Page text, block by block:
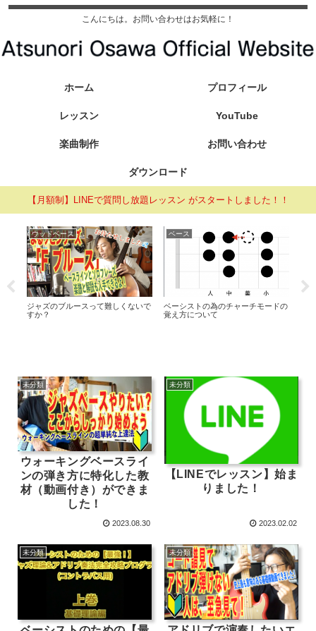
こんにちは。お問い合わせはお気軽に！
ホーム プロフィール
レッスン YouTube
楽曲制作 お問い合わせ
ダウンロード
【月額制】LINEで質問し放題レッスン がスタートしました！！
ウッドベース
ジャズのブルースって難しくないで
すか？
ベース
ベーシストの為のチャーチモードの
覚え方について
未分類
ウォーキングベースライ
ンの弾き方に特化した教
材（動画付き）ができま
した！
2023.08.30
未分類
【LINEでレッスン】始ま
りました！
2023.02.02
未分類 未分類